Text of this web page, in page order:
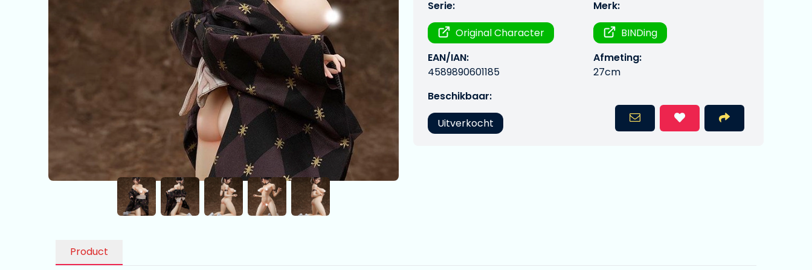
Serie:
Original Character
Merk:
BINDing
EAN/IAN:
4589890601185
Afmeting:
27cm
Beschikbaar:
Uitverkocht
Product